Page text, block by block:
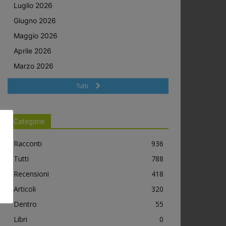
Luglio 2026
Giugno 2026
Maggio 2026
Aprile 2026
Marzo 2026
Tutti
Categorie
Racconti
936
Tutti
788
Recensioni
418
Articoli
320
Dentro
55
Libri
0